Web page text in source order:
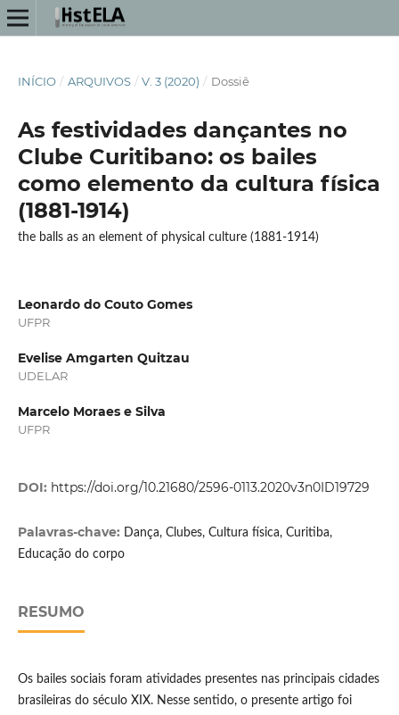
INÍCIO / ARQUIVOS / V. 3 (2020) / Dossiê
As festividades dançantes no
Clube Curitibano: os bailes
como elemento da cultura física
(1881-1914)
the balls as an element of physical culture (1881-1914)
Leonardo do Couto Gomes
UFPR
Evelise Amgarten Quitzau
UDELAR
Marcelo Moraes e Silva
UFPR
DOI: https://doi.org/10.21680/2596-0113.2020v3n0ID19729
Palavras-chave: Dança, Clubes, Cultura física, Curitiba,
Educação do corpo
RESUMO
Os bailes sociais foram atividades presentes nas principais cidades
brasileiras do século XIX. Nesse sentido, o presente artigo foi